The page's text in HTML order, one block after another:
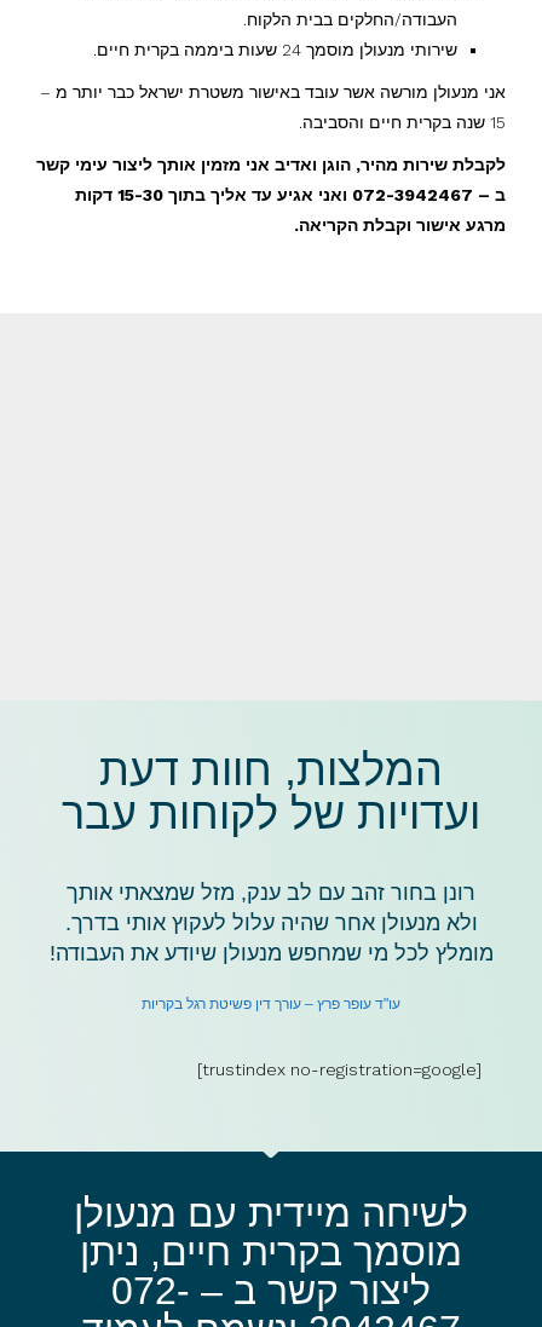
העבודה/החלקים בבית הלקוח.
שירותי מנעולן מוסמך 24 שעות ביממה בקרית חיים.
אני מנעולן מורשה אשר עובד באישור משטרת ישראל כבר יותר מ –
15 שנה בקרית חיים והסביבה.
לקבלת שירות מהיר, הוגן ואדיב אני מזמין אותך ליצור עימי קשר
ב – 072-3942467 ואני אגיע עד אליך בתוך 15-30 דקות
מרגע אישור וקבלת הקריאה.
המלצות, חוות דעת
ועדויות של לקוחות עבר
רונן בחור זהב עם לב ענק, מזל שמצאתי אותך
ולא מנעולן אחר שהיה עלול לעקוץ אותי בדרך.
מומלץ לכל מי שמחפש מנעולן שיודע את העבודה!
עו"ד עופר פרץ – עורך דין פשיטת רגל בקריות
[trustindex no-registration=google]
לשיחה מיידית עם מנעולן
מוסמך בקרית חיים, ניתן
ליצור קשר ב – 072-